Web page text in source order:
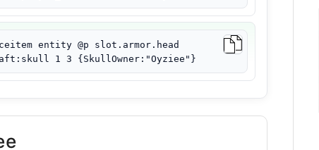
entity @p slot.armor.head
1 3 {SkullOwner:"Oyziee"}